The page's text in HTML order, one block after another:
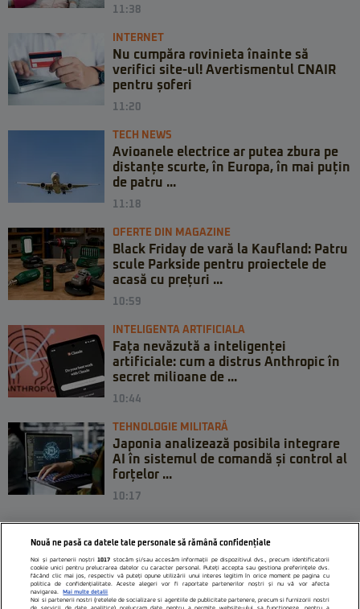
11:38
INTERNET
Nu cumpăra rovinieta înainte să
verifici site-ul! Avertismentul CNAIR
pentru șoferi
11:20
TECH NEWS
Avioanele electrice ar putea zbura pe
distanțe scurte, în Europa, în mai puțin
de patru ...
11:18
OFERTE DIN MAGAZINE
Black Friday de vară la Kaufland: Patru
scule Parkside pentru proiectele de
acasă cu prețuri ...
10:59
INTELIGENTA ARTIFICIALA
Fața nevăzută a inteligenței
artificiale: cum a distrus Anthropic în
secret milioane de ...
10:44
TEHNOLOGIE MILITARĂ
Japonia analizează posibila integrare
AI în sistemul de comandă și control al
forțelor ...
10:17
Nouă ne pasă ca datele tale personale să rămână confidențiale
Noi și partenerii noștri1017 stocăm și/sau accesăm informații pe dispozitivul dvs., precum identificatorii
cookie unici pentru prelucrarea datelor cu caracter personal. Puteți accepta sau gestiona preferințele dvs.
făcând clic mai jos, respectiv vă puteți opune utilizării unui interes legitim în orice moment pe pagina cu
politica de confidențialitate. Aceste alegeri vor fi raportate partenerilor noștri și nu vă vor afecta
navigarea.
Mai multe detalii
Noi si partenerii nostri (retelele de socializare si agentiile de publicitate partenere, precum si furnizorii nostri